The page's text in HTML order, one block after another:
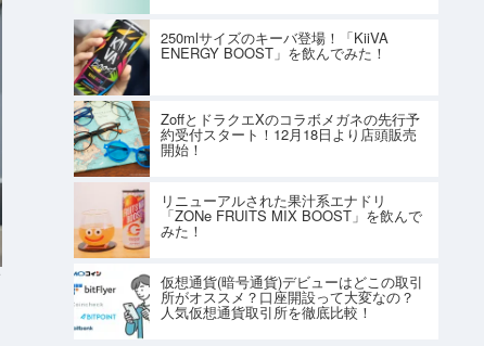
250mlサイズのキーバ登場！「KiiVA
ENERGY BOOST」を飲んでみた！
ZoffとドラクエXのコラボメガネの先行予
約受付スタート！12月18日より店頭販売
開始！
リニューアルされた果汁系エナドリ
「ZONe FRUITS MIX BOOST」を飲んで
みた！
仮想通貨(暗号通貨)デビューはどこの取引
所がオススメ？口座開設って大変なの？
人気仮想通貨取引所を徹底比較！